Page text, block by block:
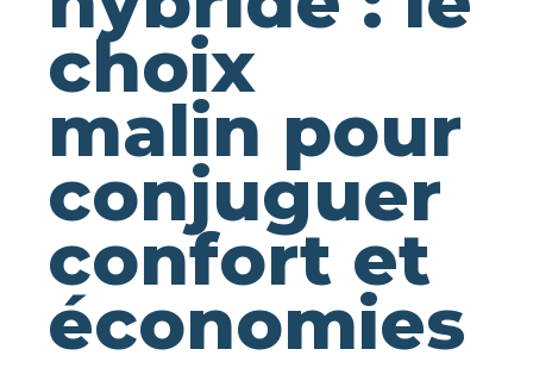
choix
malin pour
conjuguer
confort et
économies